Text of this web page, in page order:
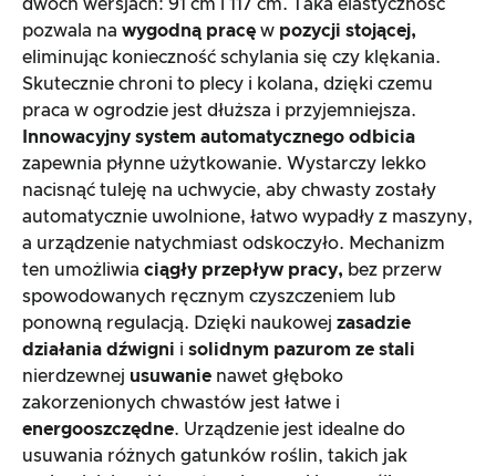
dwóch wersjach: 91 cm i 117 cm. Taka elastyczność
pozwala na wygodną pracę w pozycji stojącej,
eliminując konieczność schylania się czy klękania.
Skutecznie chroni to plecy i kolana, dzięki czemu
praca w ogrodzie jest dłuższa i przyjemniejsza.
Innowacyjny system automatycznego odbicia
zapewnia płynne użytkowanie. Wystarczy lekko
nacisnąć tuleję na uchwycie, aby chwasty zostały
automatycznie uwolnione, łatwo wypadły z maszyny,
a urządzenie natychmiast odskoczyło. Mechanizm
ten umożliwia ciągły przepływ pracy, bez przerw
spowodowanych ręcznym czyszczeniem lub
ponowną regulacją. Dzięki naukowej zasadzie
działania dźwigni i solidnym pazurom ze stali
nierdzewnej usuwanie nawet głęboko
zakorzenionych chwastów jest łatwe i
energooszczędne. Urządzenie jest idealne do
usuwania różnych gatunków roślin, takich jak